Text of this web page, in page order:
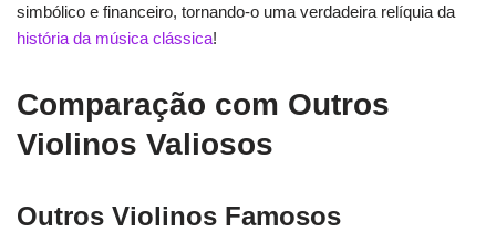
simbólico e financeiro, tornando-o uma verdadeira relíquia da
história da música clássica!
Comparação com Outros
Violinos Valiosos
Outros Violinos Famosos